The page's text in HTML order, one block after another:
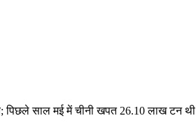
पिछले साल मई में चीनी खपत 26.10 लाख टन थी